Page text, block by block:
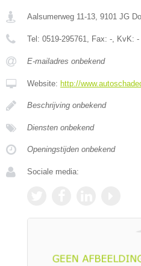
Aalsumerweg 11-13, 9101 JG
Tel: 0519-295761, Fax: -, KvK: -
E-mailadres onbekend
Website: http://
Beschrijving onbekend
Diensten onbekend
Openingstijden onbekend
Sociale media: